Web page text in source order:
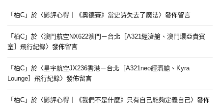
「柏C 」於〈影評心得｜《奧德賽》當史詩失去了魔法〉發佈留言
「柏C 」於〈澳門航空NX622澳門－台北［A321經濟艙、澳門環亞貴賓
室］飛行紀錄〉發佈留言
「柏C 」於〈星宇航空JX236香港－台北［A321neo經濟艙、Kyra
Lounge］飛行紀錄〉發佈留言
「柏C 」於〈影評心得｜《我們不是什麼》只有自己能夠定義自己〉發佈